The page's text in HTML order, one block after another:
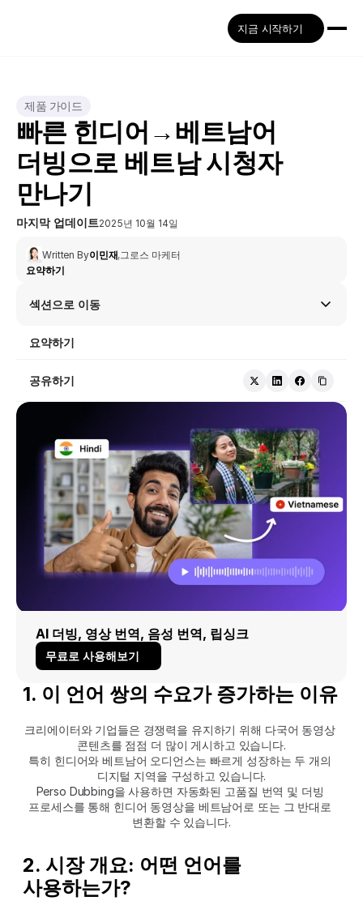
지금 시작하기
제품 가이드
빠른 힌디어→베트남어
더빙으로 베트남 시청자
만나기
마지막 업데이트2025년 10월 14일
Written By이민재,그로스 마케터
요약하기
섹션으로 이동
요약하기
공유하기
AI 더빙, 영상 번역, 음성 번역, 립싱크
무료로 사용해보기
1. 이 언어 쌍의 수요가 증가하는 이유
크리에이터와 기업들은 경쟁력을 유지하기 위해 다국어 동영상
콘텐츠를 점점 더 많이 게시하고 있습니다.
특히 힌디어와 베트남어 오디언스는 빠르게 성장하는 두 개의
디지털 지역을 구성하고 있습니다.
Perso Dubbing을 사용하면 자동화된 고품질 번역 및 더빙
프로세스를 통해 힌디어 동영상을 베트남어로 또는 그 반대로
변환할 수 있습니다.
2. 시장 개요: 어떤 언어를
사용하는가?